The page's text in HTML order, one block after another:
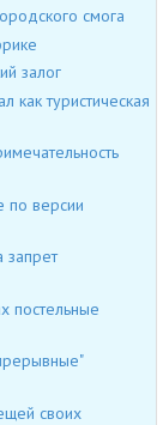
смога
залог
туристическая
по версии
запрет
постельные
своих